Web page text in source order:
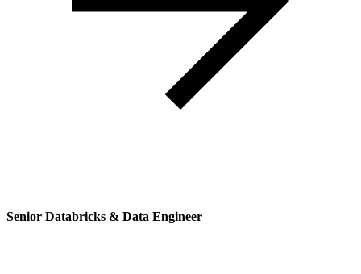
Senior Databricks & Data Engineer